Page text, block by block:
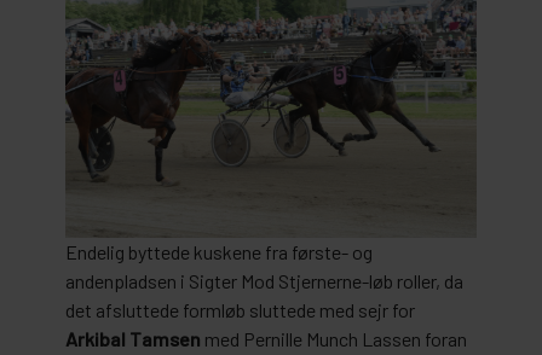
Endelig byttede kuskene fra første- og
andenpladsen i Sigter Mod Stjernerne-løb roller, da
det afsluttede formløb sluttede med sejr for
Arkibal Tamsen med Pernille Munch Lassen foran